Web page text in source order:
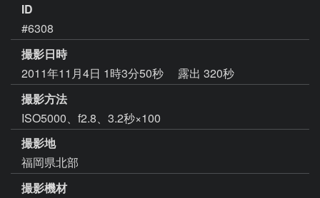
ID
#6308
撮影日時
2011年11月4日 1時3分50秒
露出 320秒
撮影方法
ISO5000、f2.8、3.2秒×100
撮影地
福岡県北部
撮影機材